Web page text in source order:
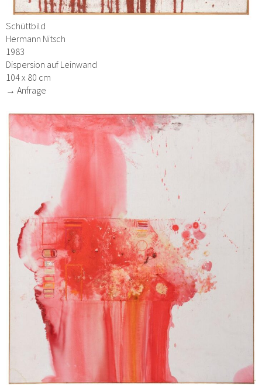
Schüttbild
Hermann Nitsch
1983
Dispersion auf Leinwand
104 x 80 cm
→ Anfrage